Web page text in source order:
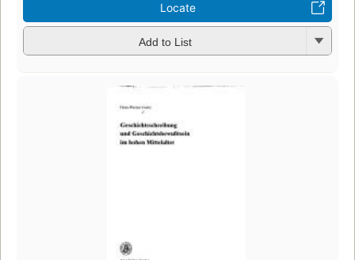
Locate
Add to List